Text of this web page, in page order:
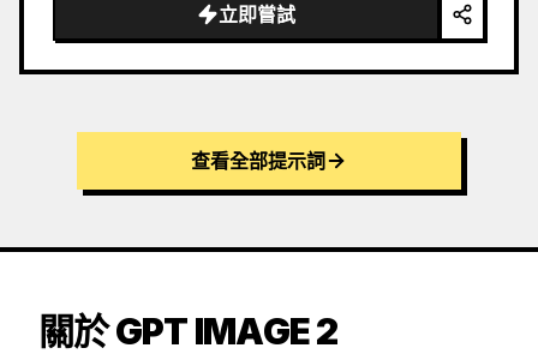
立即嘗試
查看全部提示詞
關於 GPT IMAGE 2